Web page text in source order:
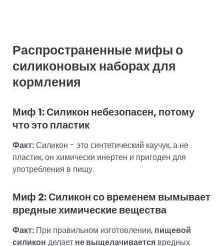
Распространенные мифы о
силиконовых наборах для
кормления
Миф 1: Силикон небезопасен, потому
что это пластик
Факт:Силикон - это синтетический каучук, а не
пластик, он химически инертен и пригоден для
употребления в пищу.
Миф 2: Силикон со временем вымывает
вредные химические вещества
Факт: При правильном изготовлении, пищевой
силикон делает не выщелачивается вредных